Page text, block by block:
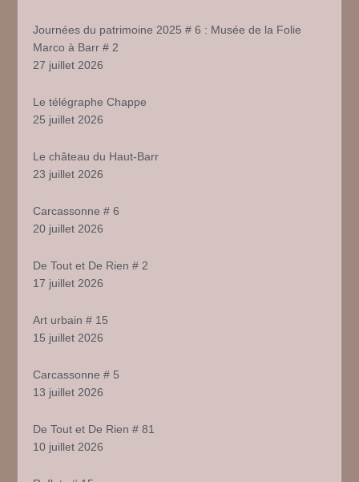
Journées du patrimoine 2025 # 6 : Musée de la Folie
Marco à Barr # 2
27 juillet 2026
Le télégraphe Chappe
25 juillet 2026
Le château du Haut-Barr
23 juillet 2026
Carcassonne # 6
20 juillet 2026
De Tout et De Rien # 2
17 juillet 2026
Art urbain # 15
15 juillet 2026
Carcassonne # 5
13 juillet 2026
De Tout et De Rien # 81
10 juillet 2026